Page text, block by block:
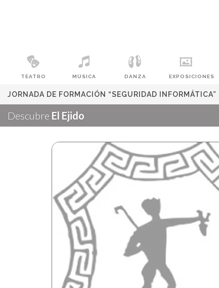
TEATRO MÚSICA DANZA EXPOSICIONES
JORNADA DE FORMACIÓN “SEGURIDAD INFORMÁTICA”
Descubre El Ejido